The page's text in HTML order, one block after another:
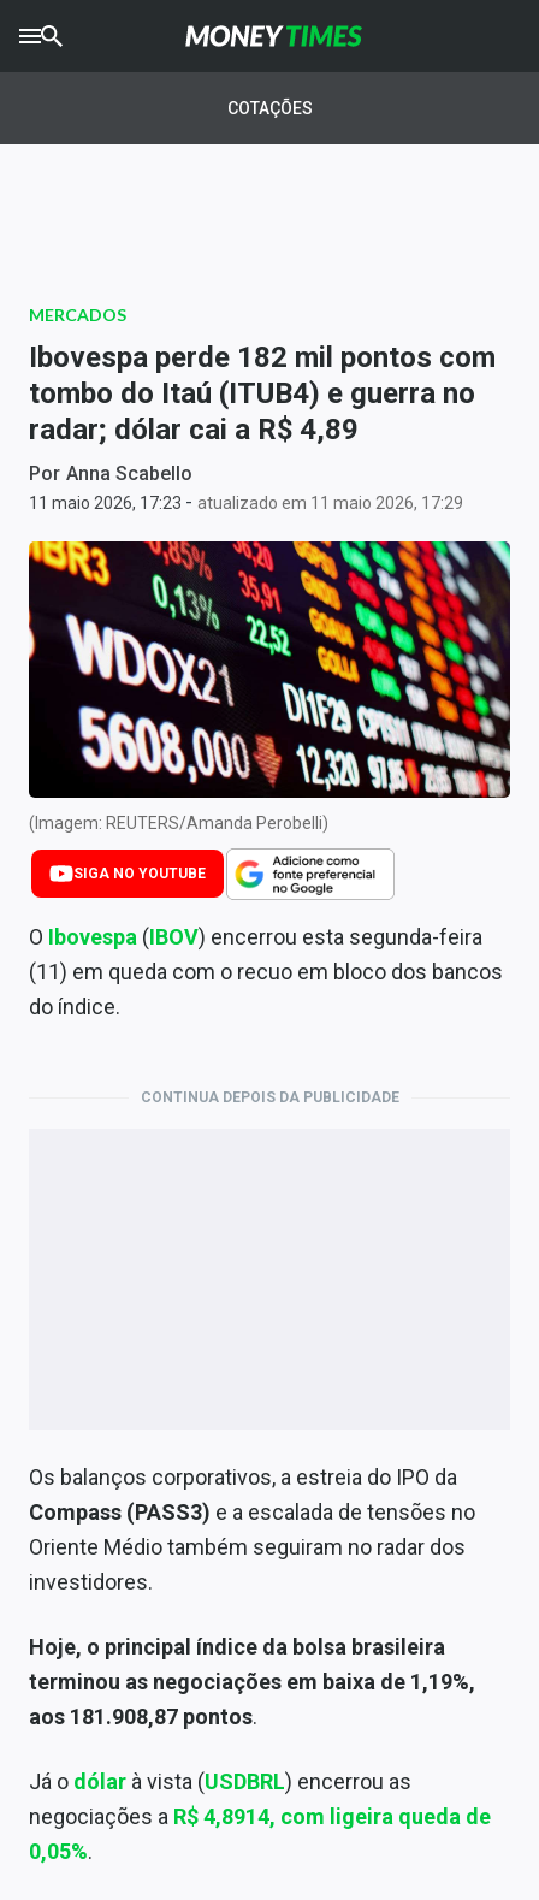
AGROTIMES
Newsletters
Money Trader
Anuncie
Últimas Notícias
Newsletters
Cotações
Comprar ou vender?
Carteiras Recomendadas
Central de Dividendos
Central de Fundos Imobiliários
Central dos IPOs
Renda Fixa
Finanças Pessoais
Tecnologia
Conteúdo de Marca
Sobre
Expediente
COTAÇÕES
MERCADOS
Ibovespa perde 182 mil pontos com
tombo do Itaú (ITUB4) e guerra no
radar; dólar cai a R$ 4,89
Por Anna Scabello
11 maio 2026, 17:23 - atualizado em 11 maio 2026, 17:29
(Imagem: REUTERS/Amanda Perobelli)
SIGA NO YOUTUBE
O Ibovespa (IBOV) encerrou esta segunda-feira
(11) em queda com o recuo em bloco dos bancos
do índice.
CONTINUA DEPOIS DA PUBLICIDADE
Os balanços corporativos, a estreia do IPO da
Compass (PASS3) e a escalada de tensões no
Oriente Médio também seguiram no radar dos
investidores.
Hoje, o principal índice da bolsa brasileira
terminou as negociações em baixa de 1,19%,
aos 181.908,87 pontos.
Já o dólar à vista (USDBRL) encerrou as
negociações a R$ 4,8914, com ligeira queda de
0,05%.